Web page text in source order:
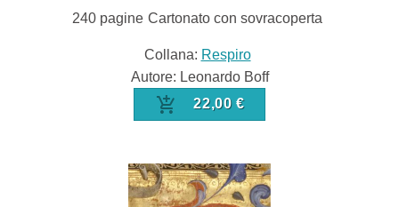
240 pagine Cartonato con sovracoperta
Collana: Respiro
Autore: Leonardo Boff
22,00 €